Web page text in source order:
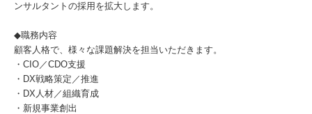
ンサルタントの採用を拡大します。
◆職務内容
顧客人格で、様々な課題解決を担当いただきます。
・CIO／CDO支援
・DX戦略策定／推進
・DX人材／組織育成
・新規事業創出